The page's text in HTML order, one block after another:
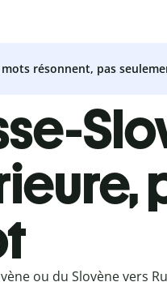
résonnent, pas
ou du Slovène vers